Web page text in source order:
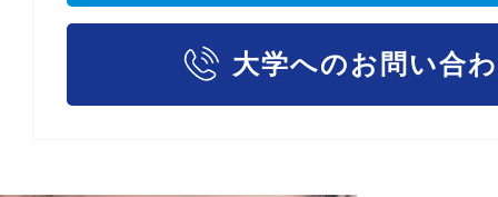
大学へのお問い合